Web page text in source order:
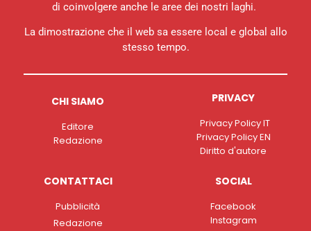
di coinvolgere anche le aree dei nostri laghi.
La dimostrazione che il web sa essere local e global allo
stesso tempo.
CHI SIAMO
Editore
Redazione
PRIVACY
Privacy Policy IT
Privacy Policy EN
Diritto d'autore
CONTATTACI
Pubblicità
Redazione
SOCIAL
Facebook
Instagram